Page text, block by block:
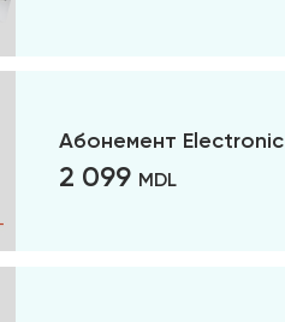
Абонемент Electronic
2 099 MDL